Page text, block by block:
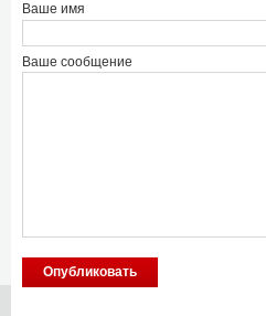
Ваше имя
Ваше сообщение